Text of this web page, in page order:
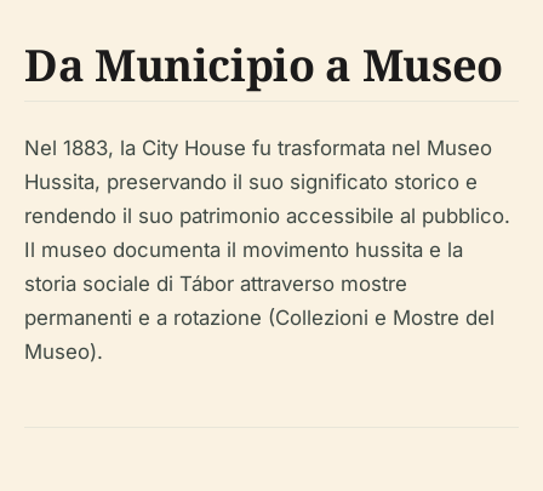
Da Municipio a Museo
Nel 1883, la City House fu trasformata nel Museo
Hussita, preservando il suo significato storico e
rendendo il suo patrimonio accessibile al pubblico.
Il museo documenta il movimento hussita e la
storia sociale di Tábor attraverso mostre
permanenti e a rotazione (Collezioni e Mostre del
Museo).